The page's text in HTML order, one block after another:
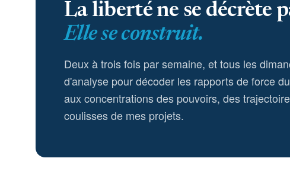
La liberté ne se décrète
Elle se construit.
Deux à trois fois par semaine, et tous les
d'analyse pour décoder les rapports de force
aux concentrations des pouvoirs, des
coulisses de mes projets.